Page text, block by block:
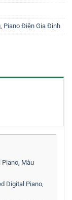
, Piano Điện Gia Đình
Piano, Màu
Digital Piano,